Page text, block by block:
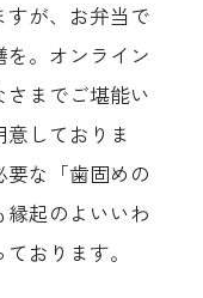
すが、お弁当で
。オンライン
までご堪能い
しておりま
な「歯固めの
起のよいいわ
おります。